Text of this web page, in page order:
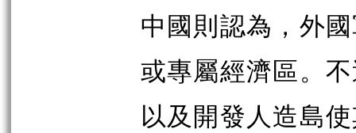
中國則認為，外
或專屬經濟區。
以及開發人造島